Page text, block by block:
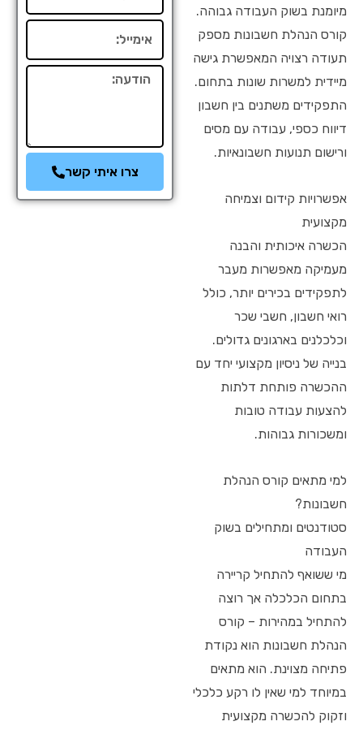
מיומנת בשוק העבודה גבוהה.
קורס הנהלת חשבונות מספק
תעודה רצויה המאפשרת גישה
מיידית למשרות שונות בתחום.
התפקידים משתנים בין חשבון
דיווח כספי, עבודה עם מסים
ורישום תנועות חשבונאיות.
אפשרויות קידום וצמיחה
מקצועית
הכשרה איכותית והבנה
מעמיקה מאפשרות מעבר
לתפקידים בכירים יותר, כולל
רואי חשבון, חשבי שכר
וכלכלנים בארגונים גדולים.
בנייה של ניסיון מקצועי יחד עם
ההכשרה פותחת דלתות
להצעות עבודה טובות
ומשכורות גבוהות.
למי מתאים קורס הנהלת
חשבונות?
סטודנטים ומתחילים בשוק
העבודה
מי ששואף להתחיל קריירה
בתחום הכלכלה אך רוצה
להתחיל במהירות – קורס
הנהלת חשבונות הוא נקודת
פתיחה מצוינת. הוא מתאים
במיוחד למי שאין לו רקע כלכלי
וזקוק להכשרה מקצועית
הודעה
צרו איתי קשר